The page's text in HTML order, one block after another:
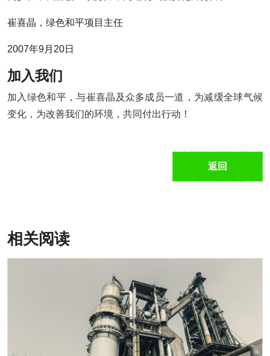
崔喜晶，绿色和平项目主任
2007年9月20日
加入我们
加入绿色和平，与崔喜晶及众多成员一道，为减缓全球气候
变化，为改善我们的环境，共同付出行动！
返回
相关阅读